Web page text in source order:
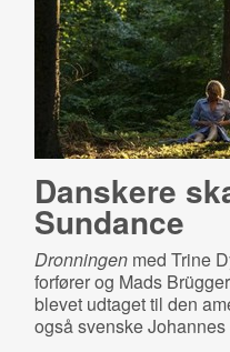
Danskere
Sundance
Dronningen med Trine
forfører og Mads
blevet udtaget til den
også svenske